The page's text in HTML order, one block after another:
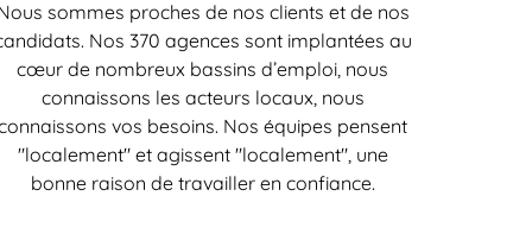
sommes proches de nos clients et de nos
Nos 370 agences sont implantées au
cœur de nombreux bassins d’emploi, nous
connaissons les acteurs locaux, nous
vos besoins. Nos équipes pensent
"localement" et agissent "localement", une
bonne raison de travailler en confiance.